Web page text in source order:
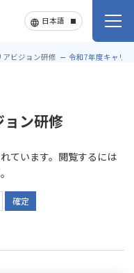
アビジョン研修 令和7年度キャリ
ン研修
ています。閲覧するには